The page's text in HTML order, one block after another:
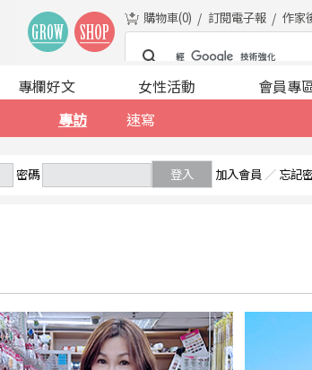
購物車(0) 訂閱電子報 作家
專訪
速寫
專欄好文 女性活動 會員專
密碼 登入 加入會員 ／ 忘記